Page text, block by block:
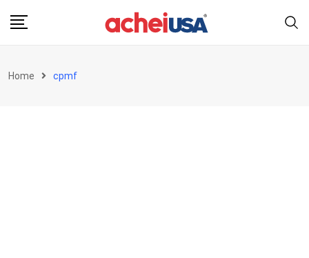
Home cpmf